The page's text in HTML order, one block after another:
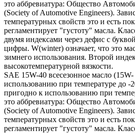
это аббревиатура: Общество
(Society of Automotive Engineers).
температурных свойств это и есть
регламентирует "густоту" масла.
двумя индексами через дефис с
цифры. W(winter) означает, что это
зимнего использования. Второй
высокотемпературной вязкости.
SAE 15W-40 всесезонное масло
использованию при температуре до -
пригодно к использованию при
это аббревиатура: Общество
(Society of Automotive Engineers).
температурных свойств это и есть
регламентирует "густоту" масла.